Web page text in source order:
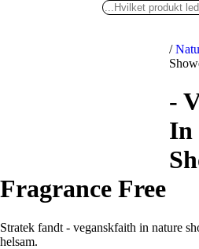
/
-
In
Fragrance Free
Stratek fandt - veganskfaith in nature
helsam.